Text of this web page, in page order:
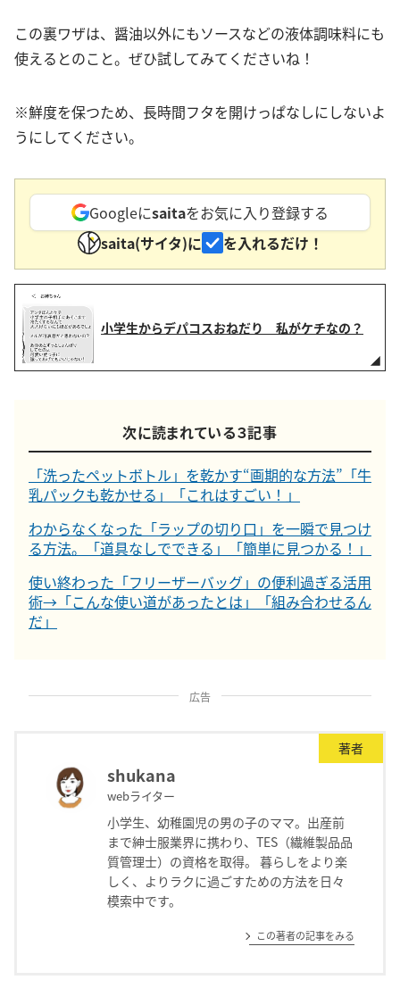
この裏ワザは、醤油以外にもソースなどの液体調味料にも
使えるとのこと。ぜひ試してみてくださいね！
※鮮度を保つため、長時間フタを開けっぱなしにしないよ
うにしてください。
Googleにsaitaをお気に入り登録する
saita(サイタ)に
を入れるだけ！
小学生からデパコスおねだり 私がケチなの？
次に読まれている３記事
「洗ったペットボトル」を乾かす“画期的な方法”「牛
乳パックも乾かせる」「これはすごい！」
わからなくなった「ラップの切り口」を一瞬で見つけ
る方法。「道具なしでできる」「簡単に見つかる！」
使い終わった「フリーザーバッグ」の便利過ぎる活用
術→「こんな使い道があったとは」「組み合わせるん
だ」
広告
著者
shukana
webライター
小学生、幼稚園児の男の子のママ。出産前
まで紳士服業界に携わり、TES（繊維製品品
質管理士）の資格を取得。 暮らしをより楽
しく、よりラクに過ごすための方法を日々
模索中です。
この著者の記事をみる